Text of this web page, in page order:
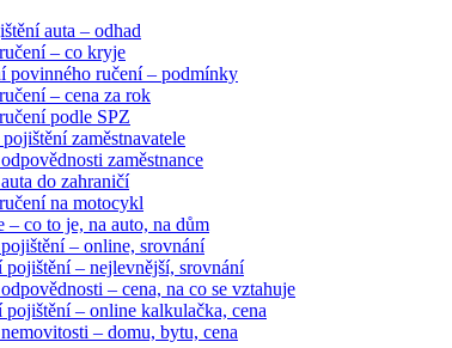
auta – odhad
– co kryje
povinného ručení – podmínky
– cena za rok
podle SPZ
zaměstnavatele
zaměstnance
do zahraničí
na motocykl
– co to je, na auto, na dům
– online, srovnání
– nejlevnější, srovnání
– cena, na co se vztahuje
– online kalkulačka, cena
– domu, bytu, cena